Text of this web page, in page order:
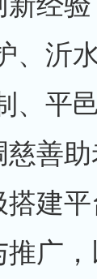
、沂
、平
善助
搭建
推广